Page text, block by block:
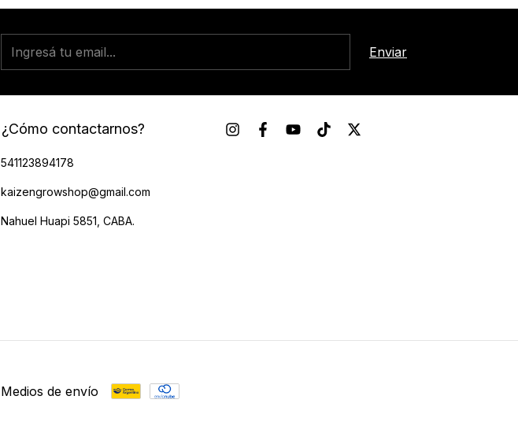
¿Cómo contactarnos?
541123894178
kaizengrowshop@gmail.com
Nahuel Huapi 5851, CABA.
Medios de envío